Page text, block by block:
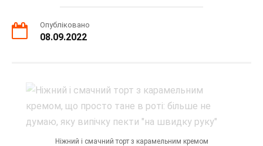
Опубліковано
08.09.2022
Ніжний і смачний торт з карамельним кремом